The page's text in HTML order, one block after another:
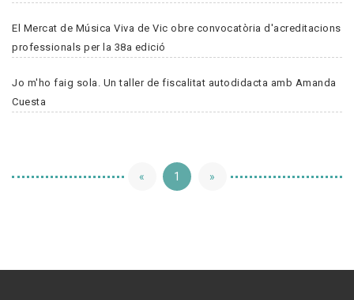
El Mercat de Música Viva de Vic obre convocatòria d'acreditacions
professionals per la 38a edició
Jo m'ho faig sola. Un taller de fiscalitat autodidacta amb Amanda
Cuesta
« 1 »